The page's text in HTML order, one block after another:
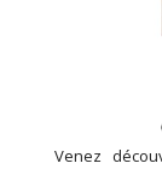
Venez